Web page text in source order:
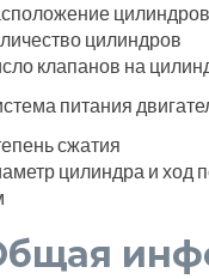
цилиндров
цилиндров
клапанов на
питания
сжатия
цилиндра и ход